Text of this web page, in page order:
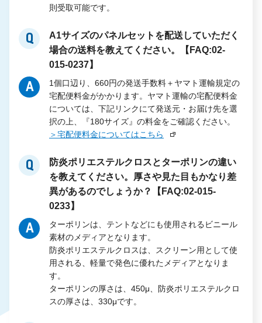
則受取可能です。
Q
A1サイズのパネルセットを配送していただく
場合の送料を教えてください。【FAQ:02-
015-0237】
A
1個口辺り、660円の発送手数料＋ヤマト運輸規定の
宅配便料金がかかります。ヤマト運輸の宅配便料金
については、下記リンクにて発送元・お届け先を選
択の上、『180サイズ』の料金をご確認ください。
＞宅配便料金についてはこちら
Q
防炎ポリエステルクロスとターポリンの違い
を教えてください。厚さや見た目もかなり差
異があるのでしょうか？【FAQ:02-015-
0233】
A
ターポリンは、テントなどにも使用されるビニール
素材のメディアとなります。
防炎ポリエステルクロスは、スクリーン用として使
用される、軽量で発色に優れたメディアとなりま
す。
ターポリンの厚さは、450μ、防炎ポリエステルクロ
スの厚さは、330μです。